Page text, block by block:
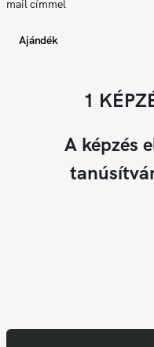
mail címmel
Ajándék
1
A képzés